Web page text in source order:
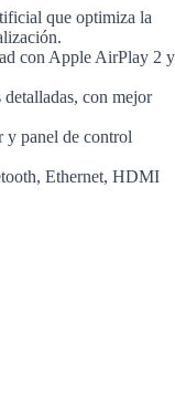
que optimiza la
con Apple AirPlay 2 y
con mejor
y panel de control
Ethernet, HDMI